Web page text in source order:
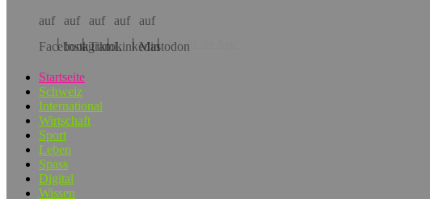
Hol dir die App!
Startseite
Schweiz
International
Wirtschaft
Sport
Leben
Spass
Digital
Wissen